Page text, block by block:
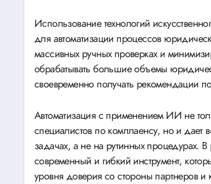
Использование технологий
для автоматизации процессов
массивных ручных проверках и
обрабатывать большие объемы
своевременно получать рекомендации
Автоматизация с применением ИИ не
специалистов по комплаенсу, но и дает
задачах, а не на рутинных процедурах.
современный и гибкий инструмент,
уровня доверия со стороны партнеров и